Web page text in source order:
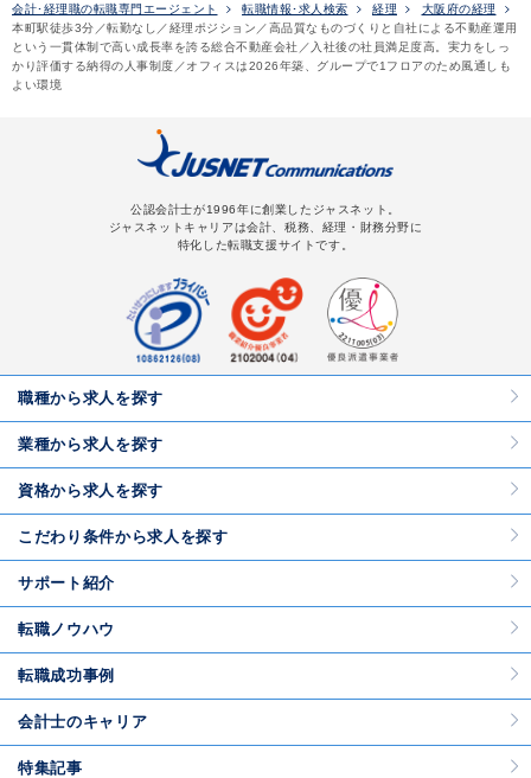
会計･経理職の転職専門エージェント 転職情報･求人検索 経理
大阪府の経理
本町駅徒歩3分／転勤なし／経理ポジション／高品質なものづくりと自社による不動産運用
という一貫体制で高い成長率を誇る総合不動産会社／入社後の社員満足度高。実力をしっ
かり評価する納得の人事制度／オフィスは2026年築、グループで1フロアのため風通しも
よい環境
公認会計士が1996年に創業したジャスネット。
ジャスネットキャリアは会計、税務、経理・財務分野に
特化した転職支援サイトです。
職種から求人を探す
業種から求人を探す
資格から求人を探す
こだわり条件から求人を探す
サポート紹介
転職ノウハウ
転職成功事例
会計士のキャリア
特集記事